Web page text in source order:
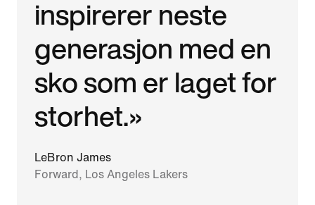
inspirerer neste
generasjon med en
sko som er laget for
storhet.»
LeBron James
Forward, Los Angeles Lakers